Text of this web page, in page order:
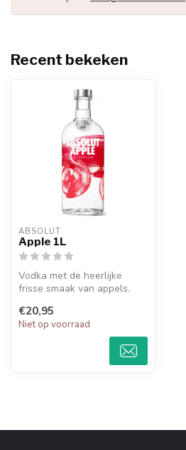
Recent bekeken
ABSOLUT
Apple 1L
Vodka met de heerlijke
frisse smaak van appels.
€20,95
Niet op voorraad